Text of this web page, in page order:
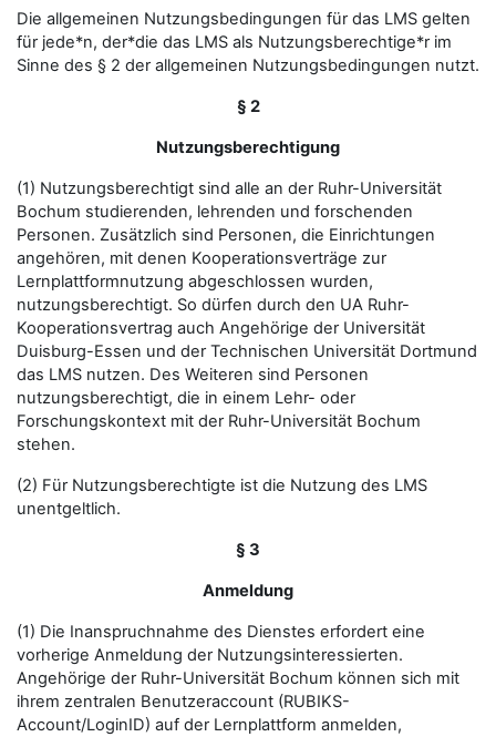
Die allgemeinen Nutzungsbedingungen für das LMS gelten
für jede*n, der*die das LMS als Nutzungsberechtige*r im
Sinne des § 2 der allgemeinen Nutzungsbedingungen nutzt.
§ 2
Nutzungsberechtigung
(1) Nutzungsberechtigt sind alle an der Ruhr-Universität
Bochum studierenden, lehrenden und forschenden
Personen. Zusätzlich sind Personen, die Einrichtungen
angehören, mit denen Kooperationsverträge zur
Lernplattformnutzung abgeschlossen wurden,
nutzungsberechtigt. So dürfen durch den UA Ruhr-
Kooperationsvertrag auch Angehörige der Universität
Duisburg-Essen und der Technischen Universität Dortmund
das LMS nutzen. Des Weiteren sind Personen
nutzungsberechtigt, die in einem Lehr- oder
Forschungskontext mit der Ruhr-Universität Bochum
stehen.
(2) Für Nutzungsberechtigte ist die Nutzung des LMS
unentgeltlich.
§ 3
Anmeldung
(1) Die Inanspruchnahme des Dienstes erfordert eine
vorherige Anmeldung der Nutzungsinteressierten.
Angehörige der Ruhr-Universität Bochum können sich mit
ihrem zentralen Benutzeraccount (RUBIKS-
Account/LoginID) auf der Lernplattform anmelden,